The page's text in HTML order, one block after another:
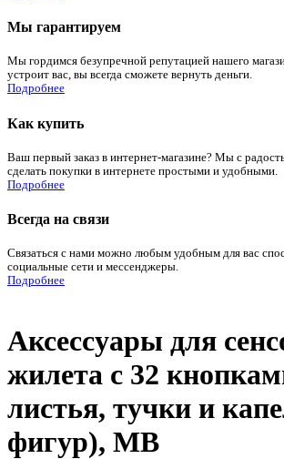
Мы гарантируем
Мы гордимся безупречной репутацией нашего
устроит вас, вы всегда сможете вернуть деньги.
Подробнее
Как купить
Ваш первый заказ в интернет-магазине? Мы с
сделать покупки в интернете простыми и удобными.
Подробнее
Всегда на связи
Связаться с нами можно любым удобным для вас
социальные сети и мессенджеры.
Подробнее
Аксессуары для
жилета с 32
листья, тучки и
фигур), МВ